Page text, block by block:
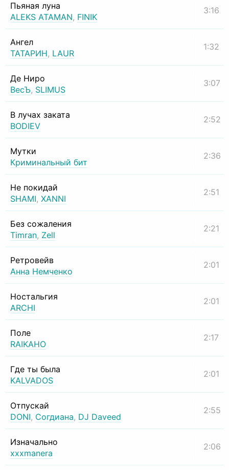
Пьяная луна
ALEKS ATAMAN, FINIK
3:16
Ангел
ТАТАРИН, LAUR
1:32
Де Ниро
ВесЪ, SLIMUS
3:07
В лучах заката
BODIEV
2:52
Мутки
Криминальный бит
2:36
Не покидай
SHAMI, XANNI
2:51
Без сожаления
Timran, Zell
2:21
Ретровейв
Анна Немченко
2:01
Ностальгия
ARCHI
2:01
Поле
RAIKAHO
2:17
Где ты была
KALVADOS
2:01
Отпускай
DONI, Согдиана, DJ Daveed
2:55
Изначально
xxxmanera
2:06